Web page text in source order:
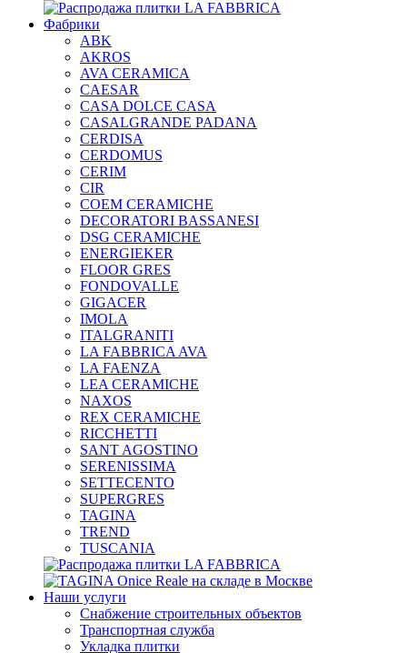
Фабрики
ABK
AKROS
AVA CERAMICA
CAESAR
CASA DOLCE CASA
CASALGRANDE PADANA
CERDISA
CERDOMUS
CERIM
CIR
COEM CERAMICHE
DECORATORI BASSANESI
DSG CERAMICHE
ENERGIEKER
FLOOR GRES
FONDOVALLE
GIGACER
IMOLA
ITALGRANITI
LA FABBRICA AVA
LA FAENZA
LEA CERAMICHE
NAXOS
REX CERAMICHE
RICCHETTI
SANT AGOSTINO
SERENISSIMA
SETTECENTO
SUPERGRES
TAGINA
TREND
TUSCANIA
Наши услуги
Снабжение строительных объектов
Транспортная служба
Укладка плитки